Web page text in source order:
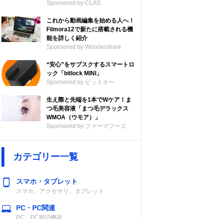
Sponsored by CLAS
これから動画編集を始める人へ！
Filmora12で新たに搭載される機
能を詳しく紹介
Sponsored by Wondershare
“安心”をサブスクするスマートロ
ック「bitlock MINI」
Sponsored by ビットキー
生え際と先端を1本でWケア！ま
つ毛美容液「まつ毛デラックス
WMOA（ウモア）」
Sponsored by ファーマフーズ
カテゴリー一覧
スマホ・タブレット
スマホ、アクセサリ、タブレット
PC・PC関連